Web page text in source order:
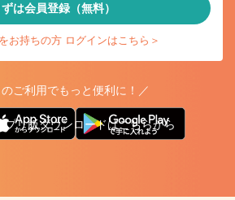
ずは会員登録（無料）
お持ちの方 ログインはこちら＞
ご利用でもっと便利に！／
プリ版ダウンロードはこちらから